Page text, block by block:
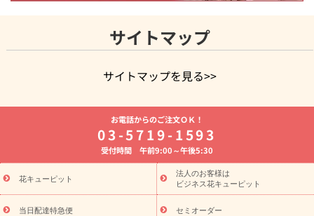
サイトマップ
サイトマップを見る>>
よく贈られる花
お祝いの花特集
誕生日フラワーギフト特集
8月の誕生花(トルコキキョウ)
開店・開業祝い
お供え・お悔やみ お供え・お悔やみの花
通夜・葬儀に贈る花 胡蝶蘭・花鉢
ーブドフラワー
季節のイベント
ひまわり ギフト・プレゼント
特集
お盆 花（新盆・初盆） 季節のイベント
お盆 花（新
盆・初盆）
お盆 花（新盆・初盆）
お盆・お供え 花とセットギ
フト
お盆・お供え プリザーブドフラワー
ひまわり ギフト・プ
お電話からのご注文ＯＫ！
03-5719-1593
受付時間 午前9:00～午後5:30
花キューピット
法人のお客様は
ビジネス花キューピット
当日配達特急便 セミオーダー